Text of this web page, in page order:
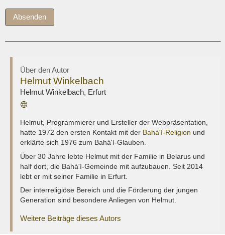
Absenden
Über den Autor
Helmut Winkelbach
Helmut Winkelbach, Erfurt
Webseite
Helmut, Programmierer und Ersteller der Webpräsentation,
hatte 1972 den ersten Kontakt mit der Bahá'í-Religion und
erklärte sich 1976 zum Bahá'í-Glauben.
Über 30 Jahre lebte Helmut mit der Familie in Belarus und
half dort, die Bahá'í-Gemeinde mit aufzubauen. Seit 2014
lebt er mit seiner Familie in Erfurt.
Der interreligiöse Bereich und die Förderung der jungen
Generation sind besondere Anliegen von Helmut.
Weitere Beiträge dieses Autors